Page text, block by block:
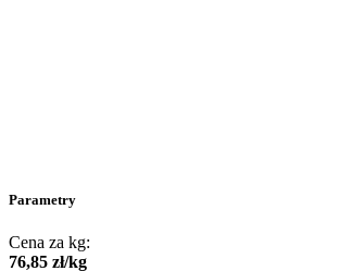
Parametry
Cena za kg:
76,85 zł/kg